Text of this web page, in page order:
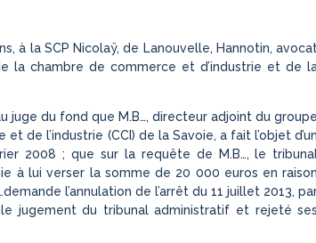
à la SCP Nicolaÿ, de Lanouvelle, Hannotin,
la chambre de commerce et d’industrie et de
juge du fond que M.B…, directeur adjoint du groupe
de l’industrie (CCI) de la Savoie, a fait l’objet
2008 ; que sur la requête de M.B…, le
à lui verser la somme de 20 000 euros en raison
l’annulation de l’arrêt du 11 juillet 2013,
jugement du tribunal administratif et rejeté ses